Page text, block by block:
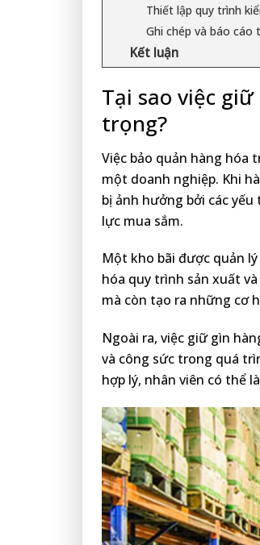
Thiết lập quy trình
Ghi chép và báo
Kết luận
Tại sao việc
trọng?
Việc bảo quản hàng hóa
một doanh nghiệp. Khi
bị ảnh hưởng bởi các
lực mua sắm.
Một kho bãi được quản
hóa quy trình sản xuất
mà còn tạo ra những cơ
Ngoài ra, việc giữ gìn
và công sức trong quá
hợp lý, nhân viên có thể